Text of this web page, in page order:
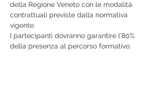
della Regione Veneto con le modalità
contrattuali previste dalla normativa
vigente.
I partecipanti dovranno garantire l’80%
della presenza al percorso formativo.